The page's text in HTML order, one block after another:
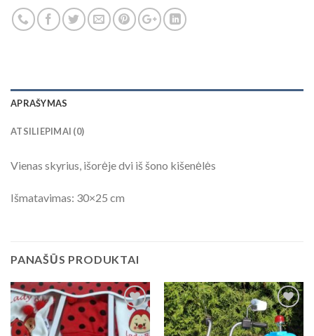
APRAŠYMAS
ATSILIEPIMAI (0)
Vienas skyrius, išorėje dvi iš šono kišenėlės
Išmatavimas: 30×25 cm
PANAŠŪS PRODUKTAI
Add to
Wishlist
Add to
Wishlist